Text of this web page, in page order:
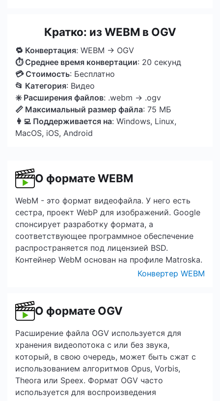
Кратко: из WEBM в OGV
🔁 Конвертация: WEBM → OGV
⏱ Среднее время конвертации: 20 секунд
💳 Стоимость: Бесплатно
📂 Категория: Видео
✳️ Расширения файлов: .webm → .ogv
📏 Максимальный размер файла: 75 МБ
👩‍💻 Поддерживается на: Windows, Linux,
MacOS, iOS, Android
О формате WEBM
WebM - это формат видеофайла. У него есть
сестра, проект WebP для изображений. Google
спонсирует разработку формата, а
соответствующее программное обеспечение
распространяется под лицензией BSD.
Контейнер WebM основан на профиле Matroska.
Конвертер WEBM
О формате OGV
Расширение файла OGV используется для
хранения видеопотока с или без звука,
который, в свою очередь, может быть сжат с
использованием алгоритмов Opus, Vorbis,
Theora или Speex. Формат OGV часто
используется для воспроизведения